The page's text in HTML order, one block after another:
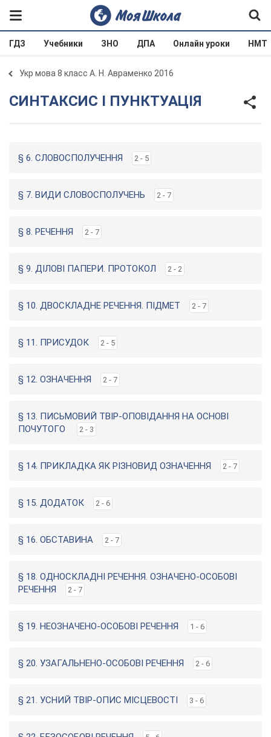
ГДЗ Учебники ЗНО ДПА Онлайн уроки НМТ
Укр мова 8 класс А. Н. Авраменко 2016
СИНТАКСИС І ПУНКТУАЦІЯ
§ 6. СЛОВОСПОЛУЧЕННЯ 2 - 5
§ 7. ВИДИ СЛОВОСПОЛУЧЕНЬ 2 - 7
§ 8. РЕЧЕННЯ 2 - 7
§ 9. ДІЛОВІ ПАПЕРИ. ПРОТОКОЛ 2 - 2
§ 10. ДВОСКЛАДНЕ РЕЧЕННЯ. ПІДМЕТ 2 - 7
§ 11. ПРИСУДОК 2 - 5
§ 12. ОЗНАЧЕННЯ 2 - 7
§ 13. ПИСЬМОВИЙ ТВІР-ОПОВІДАННЯ НА ОСНОВІ
ПОЧУТОГО
2 - 3
§ 14. ПРИКЛАДКА ЯК РІЗНОВИД ОЗНАЧЕННЯ 2 - 7
§ 15. ДОДАТОК 2 - 6
§ 16. ОБСТАВИНА 2 - 7
§ 18. ОДНОСКЛАДНІ РЕЧЕННЯ. ОЗНАЧЕНО-ОСОБОВІ
РЕЧЕННЯ
2 - 7
§ 19. НЕОЗНАЧЕНО-ОСОБОВІ РЕЧЕННЯ 1 - 6
§ 20. УЗАГАЛЬНЕНО-ОСОБОВІ РЕЧЕННЯ 2 - 6
§ 21. УСНИЙ ТВІР-ОПИС МІСЦЕВОСТІ 3 - 6